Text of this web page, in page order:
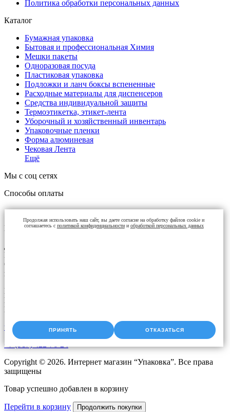
Политика обработки персональных данных
Каталог
Бумажная упаковка
Бытовая и профессиональная Химия
Мешки пакеты
Одноразовая посуда
Пластиковая упаковка
Подложки и ланч боксы вспененные
Расходные материалы для диспенсеров
Средства индивидуальной защиты
Термоэтикетка, этикет-лента
Уборочный и хозяйственный инвентарь
Упаковочные пленки
Форма алюминевая
Чековая Лента
Ещё
Мы с соц сетях
Способы оплаты
Контакты
Доставка упаковки: Уфа, Казань, Набережные Челны,
Екатеринбург, Челябинск, Оренбург, Самара, Пермь, Курган.
Оперативная доставка до адреса. Скидки постоянным
клиентам. Звоните!
Время работы:
Пн-Чт с 9:00 до 18:00
Пт с 9.00 до 17.00
upak2008@bk.ru
+7 (917) 422-76-24
Copyright © 2026. Интернет магазин “Упаковка”. Все права
защищены
Товар успешно добавлен в корзину
Перейти в корзину Продолжить покупки
Продолжая использовать наш сайт, вы даете согласие на обработку файлов cookie и
соглашаетесь с политикой конфиденциальностии обработкой персональных данных
ПРИНЯТЬ ОТКАЗАТЬСЯ